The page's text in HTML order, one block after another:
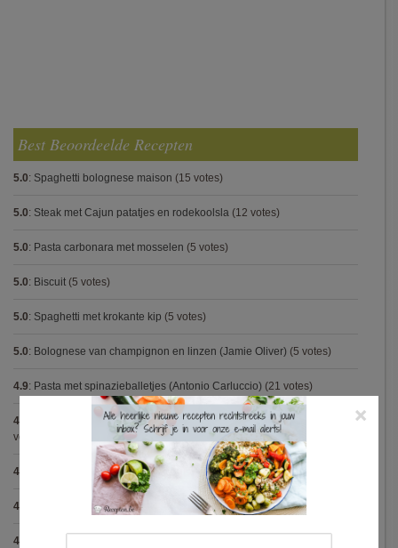
Best Beoordeelde Recepten
5.0: Spaghetti bolognese maison (15 votes)
5.0: Steak met Cajun patatjes en rodekoolsla (12 votes)
5.0: Pasta carbonara met mosselen (5 votes)
5.0: Biscuit (5 votes)
5.0: Spaghetti met krokante kip (5 votes)
5.0: Bolognese van champignon en linzen (Jamie Oliver) (5 votes)
4.9: Pasta met spinazieballetjes (Antonio Carluccio) (21 votes)
4.9 Volkorenspaghetti in mosterdsaus met prei en spek (Colruyt)
votes)
4.9 Gegrilde nougat met esdoornsiroop (14 votes)
4.9 Gegratineerde gehaktballen in tomatensaus(12 votes)
4.9
×